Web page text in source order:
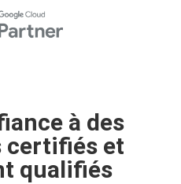
à des
certifiés et
qualifiés